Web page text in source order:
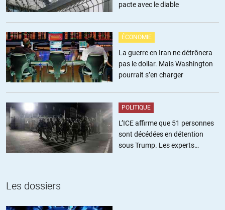
pacte avec le diable
ÉCONOMIE
La guerre en Iran ne détrônera
pas le dollar. Mais Washington
pourrait s’en charger
POLITIQUE
L’ICE affirme que 51 personnes
sont décédées en détention
sous Trump. Les experts
Les dossiers